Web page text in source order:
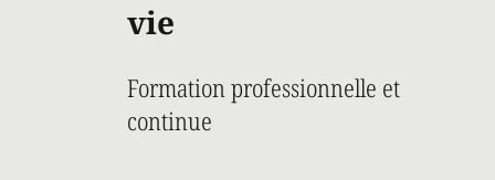
vie
Formation professionnelle et
continue